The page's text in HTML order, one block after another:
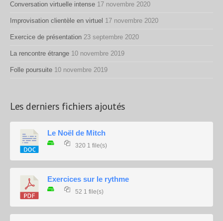
Conversation virtuelle intense 17 novembre 2020
Improvisation clientèle en virtuel 17 novembre 2020
Exercice de présentation 23 septembre 2020
La rencontre étrange 10 novembre 2019
Folle poursuite 10 novembre 2019
Les derniers fichiers ajoutés
Le Noël de Mitch
320 1 file(s)
Exercices sur le rythme
52 1 file(s)